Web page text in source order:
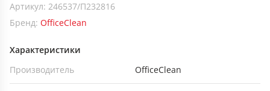
Артикул: 246537/П232816
Бренд: OfficeClean
Характеристики
Производитель
OfficeClean